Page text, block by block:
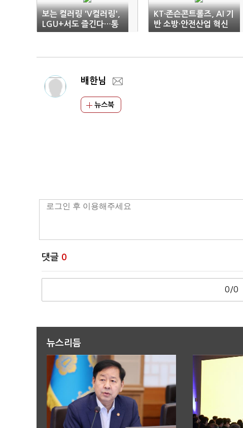
보는 컬러링 'V컬러링',
LGU+서도 즐긴다…통
신 3사 공동서비스 시작
KT·존슨콘트롤즈, AI 기
반 소방·안전산업 혁신
추진
배한님
뉴스북
댓글 0
0/0
뉴스리듬